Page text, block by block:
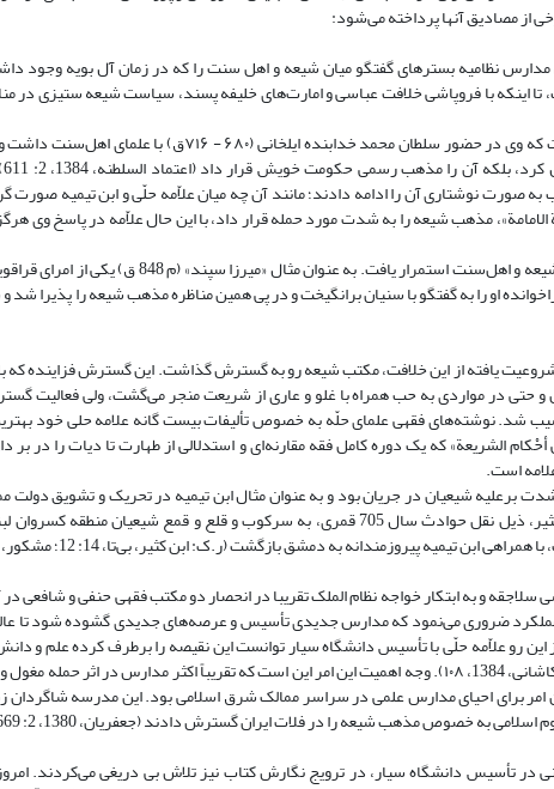
نظامیه بسترهای گفتگو میان شیعه و اهل سنت را که در زمان آل بویه وجود داشت
اینکه با فروپاشی خلافت عباسی و امارت‌های خلیفه پسند، سیاست شیعه ستیزی
آغاز زندگی سیاسی علاّمه حلّی همراه با مناظره‌ای است که وی در حضور
صورت نوشتاری آن را ادامه دادند؛ مانند آن چه میان علاّمه حلّی و ابن تیمیه صورت
الامامة»، مذهب شیعه را به شدت مورد حمله قرار داد، با این حال علاّمه در پاسخ وی
این گونه مناظرات بعدها نیز در حوزه حلّه بین علمای شیعه و
را از حلّه به بغداد فراخوانده او را به گفتگو با سنیان برانگیخت و در پی همین مناظره مذهب شیعه را
یافته از این خلافت، مکتب شیعه رو به گسترش گذاشت. این گسترش فزاینده
حتی در مواردی به حب همراه با غلو و عاری از شریعت منجر می‌گشت، ولی فعالیت
شد. نوشته‌های فقهی علمای حلّه به خصوص تألیفات بیست گانه علامه حلی خود
الشریعة» که یک دوره کامل فقه مقارنه‌ای و استدلالی از طهارت تا دیات را در بر
است.
برعلیه شیعیان در جریان بود و به عنوان مثال ابن تیمیه در تحریک و تشویق
داشت و آنان را به بی شریعتی متهم می‌ساخت. ابن کثیر، ذیل نقل حوادث سال 705 قمری، به سرکوب و
تیمیه پیروزمندانه به دمشق بازگشت (ر.ک: ابن کثیر، بی‌تا، 14: 12؛ مشکور، 1376، 84- 85).
و به ابتکار خواجه نظام الملک تقریبا در انحصار دو مکتب فقهی حنفی و شافعی
ضروری می‌نمود که مدارس جدیدی تأسیس و عرصه‌های جدیدی گشوده شود تا
این رو علاّمه حلّی با تأسیس دانشگاه سیار توانست این نقیصه را برطرف کرده علم و
عرب را احیاء کند و علوم اسلامی را رونقی تازه بخشد (کاشانی، 1384، ۱۰۸). وجه اهمیت این امر این است که تقریباً
برای احیای مدارس علمی در سراسر ممالک شرق اسلامی بود. این مدرسه شاگردان
به خصوص مذهب شیعه را در فلات ایران گسترش دادند (جعفریان، 1380، 2: 669).
در تأسیس دانشگاه سیار، در ترویج نگارش کتاب نیز تلاش بی دریغی می‌کردند.